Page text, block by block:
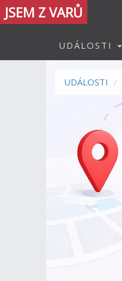
JSEM Z VARŮ
UDÁLOSTI
UDÁLOSTI